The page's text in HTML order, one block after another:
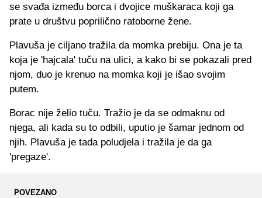
se svađa između borca i dvojice muškaraca koji ga
prate u društvu poprilično ratoborne žene.
Plavuša je ciljano tražila da momka prebiju. Ona je ta
koja je 'hajcala' tuču na ulici, a kako bi se pokazali pred
njom, duo je krenuo na momka koji je išao svojim
putem.
Borac nije želio tuču. Tražio je da se odmaknu od
njega, ali kada su to odbili, uputio je šamar jednom od
njih. Plavuša je tada poludjela i tražila je da ga
'pregaze'.
POVEZANO